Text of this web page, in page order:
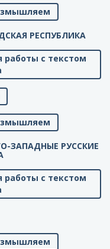
РЕСПУБЛИКА
работы с текстом
ЗАПАДНЫЕ РУССКИЕ
работы с текстом